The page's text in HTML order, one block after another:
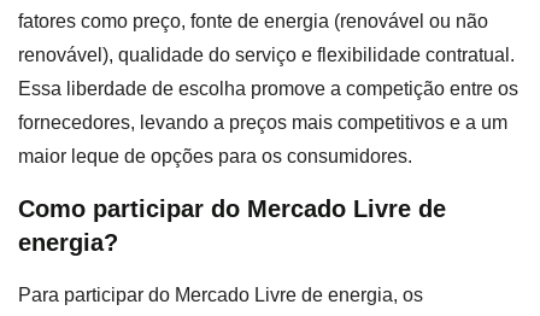
fatores como preço, fonte de energia (renovável ou não
renovável), qualidade do serviço e flexibilidade contratual.
Essa liberdade de escolha promove a competição entre os
fornecedores, levando a preços mais competitivos e a um
maior leque de opções para os consumidores.
Como participar do Mercado Livre de
energia?
Para participar do Mercado Livre de energia, os